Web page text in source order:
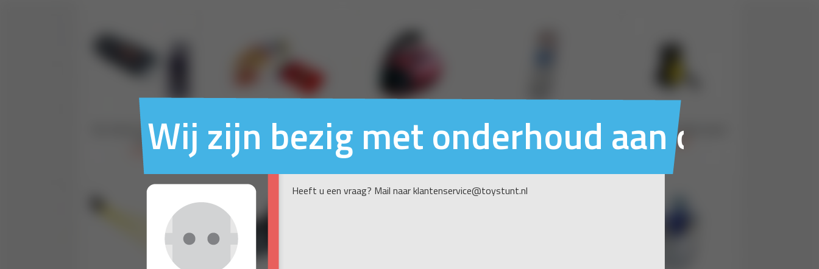
Wij zijn bezig met onderhoud aan ons
Heeft u een vraag? Mail naar klantenservice@toystunt.nl